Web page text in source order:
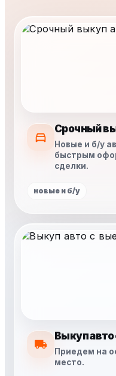
Срочный
Новые и б/у
быстрым
сделки.
новые и б/у
Выкуп
Приедем на
место.